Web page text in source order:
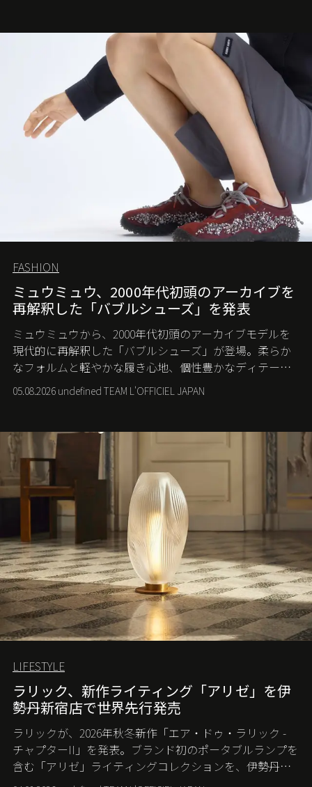
FASHION
ミュウミュウ、2000年代初頭のアーカイブを
再解釈した「バブルシューズ」を発表
ミュウミュウから、2000年代初頭のアーカイブモデルを
現代的に再解釈した「バブルシューズ」が登場。柔らか
なフォルムと軽やかな履き心地、個性豊かなディテール
が、スポーツウェアの美学に新たな表情を添える。
05.08.2026 undefined TEAM L'OFFICIEL JAPAN
LIFESTYLE
ラリック、新作ライティング「アリゼ」を伊
勢丹新宿店で世界先行発売
ラリックが、2026年秋冬新作「エア・ドゥ・ラリック -
チャプターII」を発表。ブランド初のポータブルランプを
含む「アリゼ」ライティングコレクションを、伊勢丹新
宿店の期間限定ポップアップで世界に先駆けて発売す